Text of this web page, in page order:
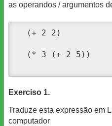
as operandos / argumentos
  (+ 2 2)
  (* 3 (+ 2 5))
Exerciso 1.
Traduze esta expressão em
computador